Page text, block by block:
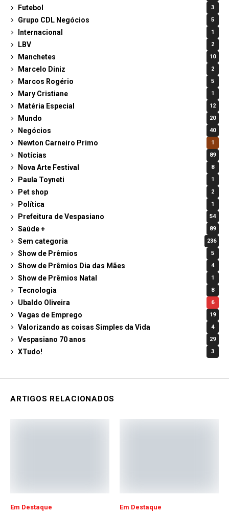
Futebol 3
Grupo CDL Negócios 5
Internacional 1
LBV 2
Manchetes 10
Marcelo Diniz 2
Marcos Rogério 5
Mary Cristiane 1
Matéria Especial 12
Mundo 20
Negócios 40
Newton Carneiro Primo 1
Notícias 89
Nova Arte Festival 8
Paula Toyneti 1
Pet shop 2
Política 1
Prefeitura de Vespasiano 54
Saúde + 89
Sem categoria 236
Show de Prêmios 5
Show de Prêmios Dia das Mães 4
Show de Prêmios Natal 1
Tecnologia 8
Ubaldo Oliveira 6
Vagas de Emprego 19
Valorizando as coisas Simples da Vida 4
Vespasiano 70 anos 29
XTudo! 3
ARTIGOS RELACIONADOS
Em Destaque Em Destaque